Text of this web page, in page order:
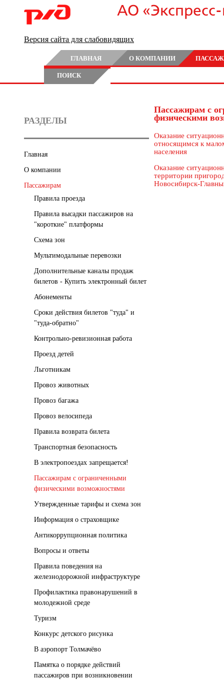
АО
Версия сайта для слабовидящих
ГЛАВНАЯ О КОМПАНИИ
ПОИСК
РАЗДЕЛЫ
Главная
О компании
Пассажирам
Правила проезда
Правила высадки пассажиров на
"короткие" платформы
Схема зон
Мультимодальные перевозки
Дополнительные каналы продаж
билетов - Купить электронный билет
Абонементы
Сроки действия билетов "туда" и
"туда-обратно"
Контрольно-ревизионная работа
Проезд детей
Льготникам
Провоз животных
Провоз багажа
Провоз велосипеда
Правила возврата билета
Транспортная безопасность
В электропоездах запрещается!
Пассажирам с ограниченными
физическими возможностями
Утвержденные тарифы и схема зон
Информация о страховщике
Антикоррупционная политика
Вопросы и ответы
Правила поведения на
железнодорожной инфраструктуре
Профилактика правонарушений в
молодежной среде
Туризм
Конкурс детского рисунка
В аэропорт Толмачёво
Памятка о порядке действий
пассажиров при возникновении
Пассажирам с
физическими
Оказание
относящимся к
населения
Оказание
территории
Новосибирск-